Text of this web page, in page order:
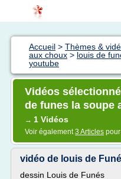
Accueil > Thèmes &
aux choux > louis de
youtube
Vidéos
de funes la soupe
→ 1 Vidéos
Voir également3 Articles
vidéo de louis de
dessin Louis de Funés